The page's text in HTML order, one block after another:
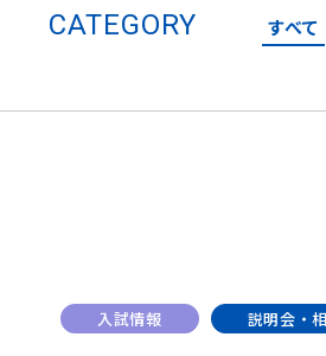
CATEGORY すべて
入試情報 説明会・